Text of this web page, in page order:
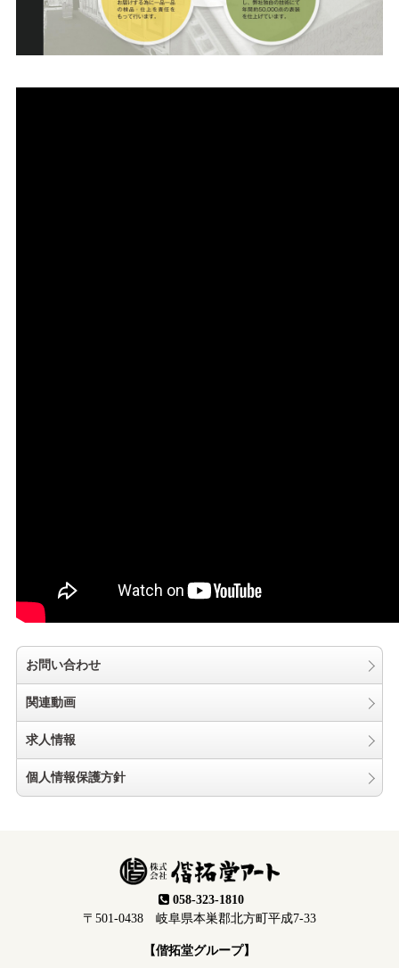
お問い合わせ
関連動画
求人情報
個人情報保護方針
058-323-1810
〒501-0438 岐阜県本巣郡北方町平成7-33
【偕拓堂グループ】